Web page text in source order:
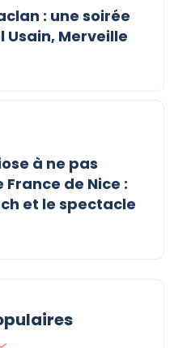
: une soirée
Usain, Merveille
à ne pas
de Nice :
et le spectacle